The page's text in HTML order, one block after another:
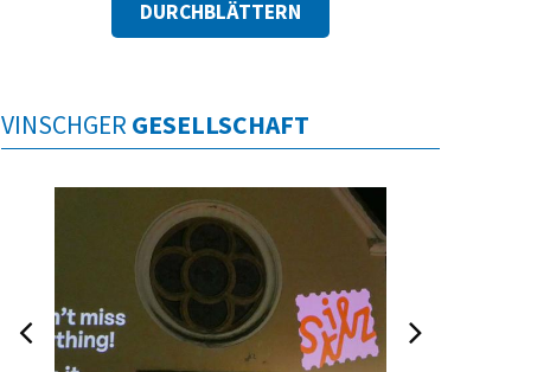
DURCHBLÄTTERN
VINSCHGER GESELLSCHAFT